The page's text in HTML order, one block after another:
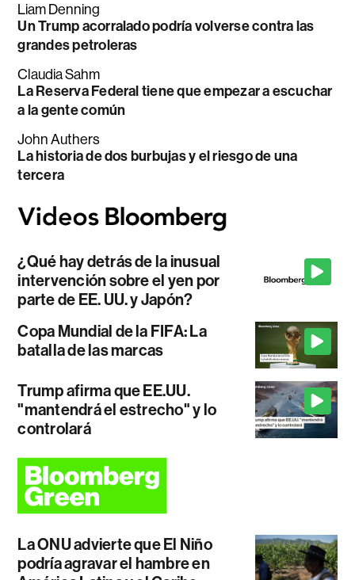
Liam Denning
Un Trump acorralado podría volverse contra las
grandes petroleras
Claudia Sahm
La Reserva Federal tiene que empezar a escuchar
a la gente común
John Authers
La historia de dos burbujas y el riesgo de una
tercera
¿Qué hay detrás de la inusual
intervención sobre el yen por
parte de EE. UU. y Japón?
Copa Mundial de la FIFA: La
batalla de las marcas
Trump afirma que EE.UU.
"mantendrá el estrecho" y lo
controlará
La ONU advierte que El Niño
podría agravar el hambre en